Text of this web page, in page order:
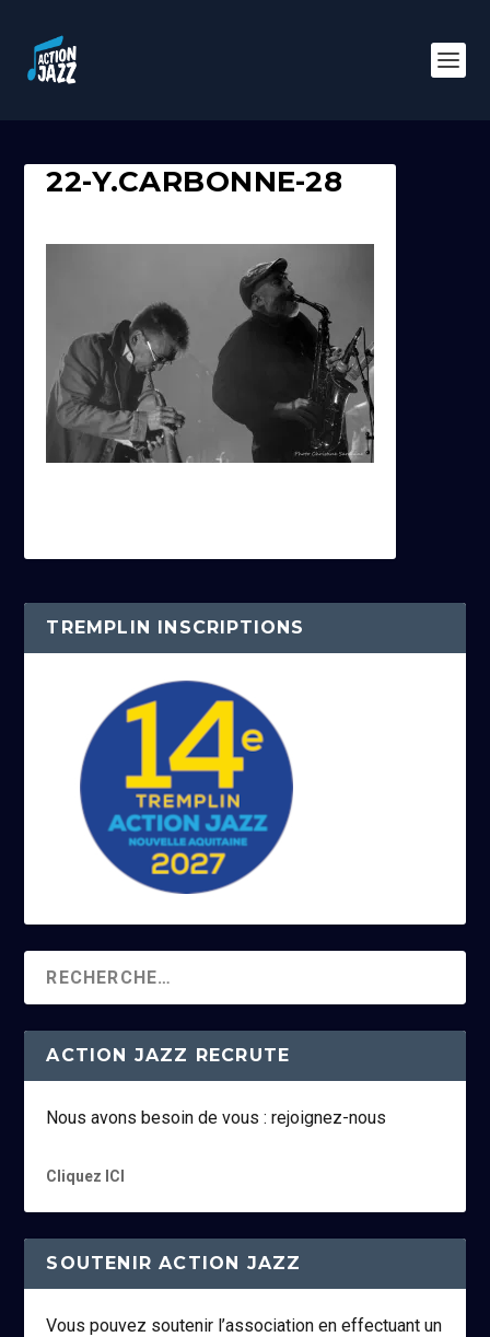
22-Y.CARBONNE-28
TREMPLIN INSCRIPTIONS
ACTION JAZZ RECRUTE
Nous avons besoin de vous : rejoignez-nous
Cliquez ICI
SOUTENIR ACTION JAZZ
Vous pouvez soutenir l’association en effectuant un